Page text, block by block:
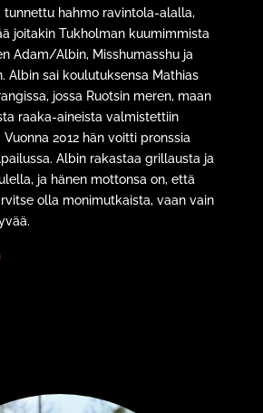
tunnettu hahmo ravintola-alalla,
joitakin Tukholman kuumimmista
Adam/Albin, Misshumasshu ja
Albin sai koulutuksensa Mathias
jossa Ruotsin meren, maan
raaka-aineista valmistettiin
2012 hän voitti pronssia
Albin rakastaa grillausta ja
ja hänen mottonsa on, että
olla monimutkaista, vaan vain